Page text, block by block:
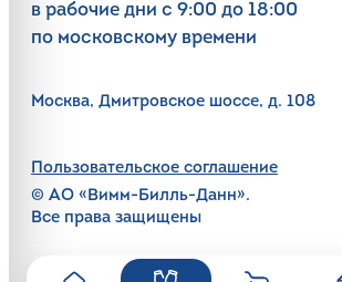
в рабочие дни с 9:00 до 18:00
по московскому времени
Москва, Дмитровское шоссе, д. 108
Пользовательское соглашение
©️ АО «Вимм-Билль-Данн».
Все права защищены